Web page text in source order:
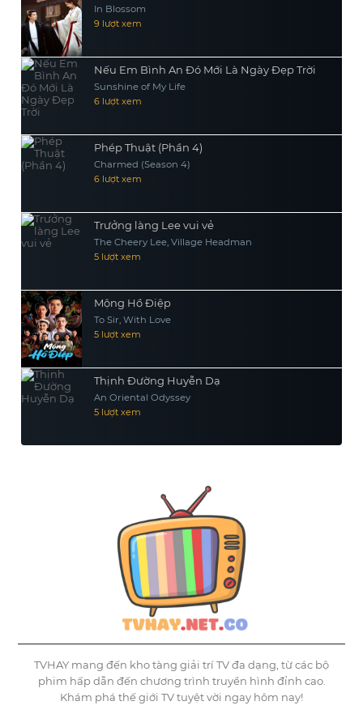
In Blossom
9 lượt xem
Nếu Em Bình An Đó Mới Là Ngày Đẹp Trời
Sunshine of My Life
6 lượt xem
Phép Thuật (Phần 4)
Charmed (Season 4)
6 lượt xem
Trưởng làng Lee vui vẻ
The Cheery Lee, Village Headman
5 lượt xem
Mộng Hồ Điệp
To Sir, With Love
5 lượt xem
Thịnh Đường Huyễn Dạ
An Oriental Odyssey
5 lượt xem
TVHAY mang đến kho tàng giải trí TV đa dạng, từ các bộ
phim hấp dẫn đến chương trình truyền hình đỉnh cao.
Khám phá thế giới TV tuyệt vời ngay hôm nay!